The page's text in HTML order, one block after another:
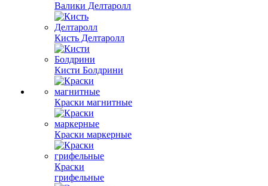
Валики Делтаролл
Кисть Делтаролл
Кисти Болдрини
Краски магнитные
Краски маркерные
Краски
грифельные